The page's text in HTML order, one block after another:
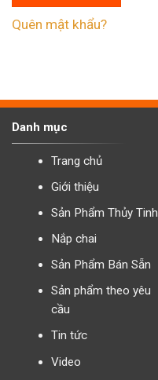
Quên mật khẩu?
Danh mục
Trang chủ
Giới thiệu
Sản Phẩm Thủy Tinh
Nắp chai
Sản Phẩm Bán Sẵn
Sản phẩm theo yêu
cầu
Tin tức
Video